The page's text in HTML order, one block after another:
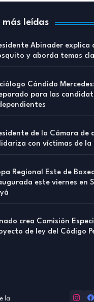
más leídas
Abinader explica
y aborda temas
Cándido
para las
de la Cámara de
con víctimas de la
Regional Este de
este viernes en
crea Comisión
de ley del Código
la